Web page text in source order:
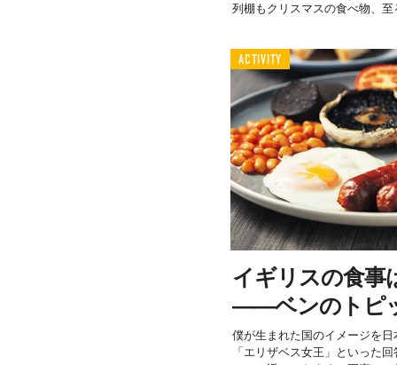
列棚もクリスマスの食べ物、
ACTIVITY
イギリスの食事
――ベンのトピ
僕が生まれた国のイメージを
「エリザベス女王」といった